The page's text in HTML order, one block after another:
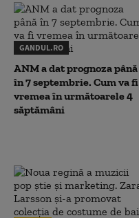
GANDUL.RO
ANM a dat prognoza până
în 7 septembrie. Cum va fi
vremea în următoarele 4
săptămâni